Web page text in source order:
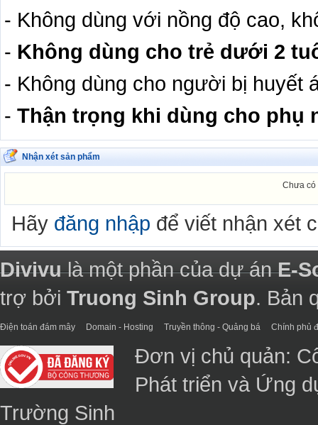
- Không dùng với nồng độ cao,
- Không dùng cho trẻ dưới 2
- Không dùng cho người bị huyết
- Thận trọng khi dùng cho phụ
Nhận xét sản phẩm
Chưa có
Hãy đăng nhập để viết nhận xét
Divivulà một phần của dự ánE-
trợ bởi Truong Sinh Group. Bản
Điện toán đám mây Domain - Hosting Truyền thông - Quảng bá Chính phủ
Đơn vị chủ quản:
Phát triển và Ứng
Trường Sinh